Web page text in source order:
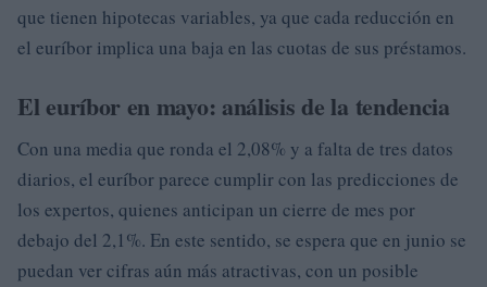
que tienen hipotecas variables, ya que cada reducción en
el euríbor implica una baja en las cuotas de sus préstamos.
El euríbor en mayo: análisis de la tendencia
Con una media que ronda el 2,08% y a falta de tres datos
diarios, el euríbor parece cumplir con las predicciones de
los expertos, quienes anticipan un cierre de mes por
debajo del 2,1%. En este sentido, se espera que en junio se
puedan ver cifras aún más atractivas, con un posible